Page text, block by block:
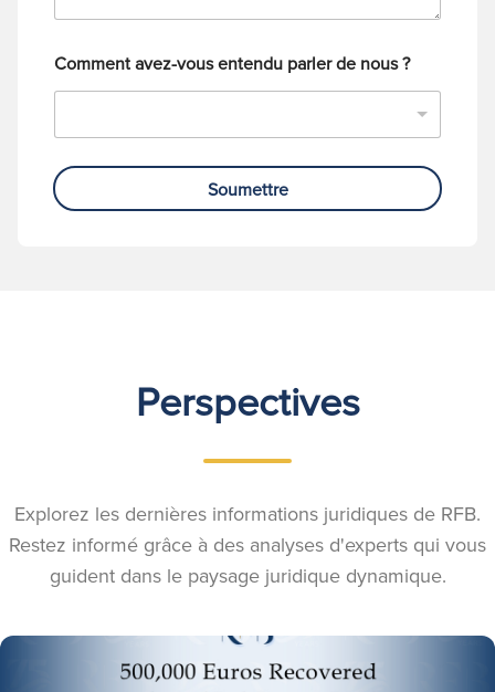
n
Comment avez-vous entendu parler de nous ?
Soumettre
Perspectives
Explorez les dernières informations juridiques de RFB.
Restez informé grâce à des analyses d'experts qui vous
guident dans le paysage juridique dynamique.